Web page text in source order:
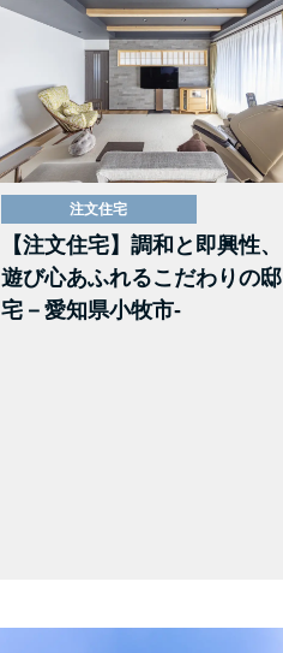
注文住宅
【注文住宅】調和と即興性、
遊び心あふれるこだわりの邸
宅－愛知県小牧市-